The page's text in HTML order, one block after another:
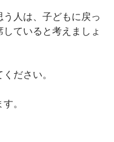
人は、子どもに戻っ
ていると考えましょ
ださい。
。